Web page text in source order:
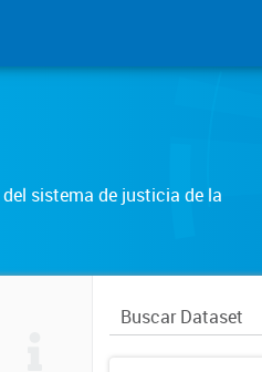
sistema de justicia de la